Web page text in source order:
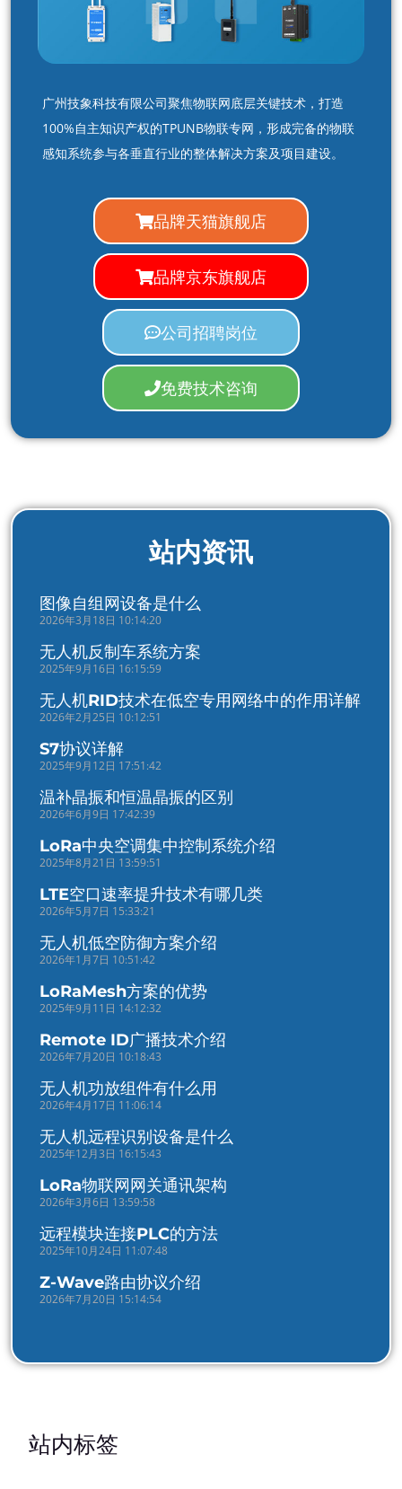
广州技象科技有限公司聚焦物联网底层关键技术，打造
100%自主知识产权的TPUNB物联专网，形成完备的物联
感知系统参与各垂直行业的整体解决方案及项目建设。
品牌天猫旗舰店
品牌京东旗舰店
公司招聘岗位
免费技术咨询
站内资讯
图像自组网设备是什么
2026年3月18日 10:14:20
无人机反制车系统方案
2025年9月16日 16:15:59
无人机RID技术在低空专用网络中的作用详解
2026年2月25日 10:12:51
S7协议详解
2025年9月12日 17:51:42
温补晶振和恒温晶振的区别
2026年6月9日 17:42:39
LoRa中央空调集中控制系统介绍
2025年8月21日 13:59:51
LTE空口速率提升技术有哪几类
2026年5月7日 15:33:21
无人机低空防御方案介绍
2026年1月7日 10:51:42
LoRaMesh方案的优势
2025年9月11日 14:12:32
Remote ID广播技术介绍
2026年7月20日 10:18:43
无人机功放组件有什么用
2026年4月17日 11:06:14
无人机远程识别设备是什么
2025年12月3日 16:15:43
LoRa物联网网关通讯架构
2026年3月6日 13:59:58
远程模块连接PLC的方法
2025年10月24日 11:07:48
Z-Wave路由协议介绍
2026年7月20日 15:14:54
站内标签